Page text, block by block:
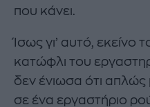
που κάνει.
Ίσως γι’ αυτό,
κατώφλι του
δεν ένιωσα ότι απλώς
σε ένα εργαστήριο